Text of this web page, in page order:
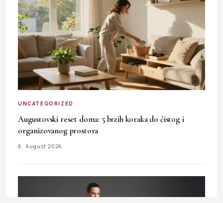
UNCATEGORIZED
Augustovski reset doma: 5 brzih koraka do čistog i
organizovanog prostora
6. August 2026.